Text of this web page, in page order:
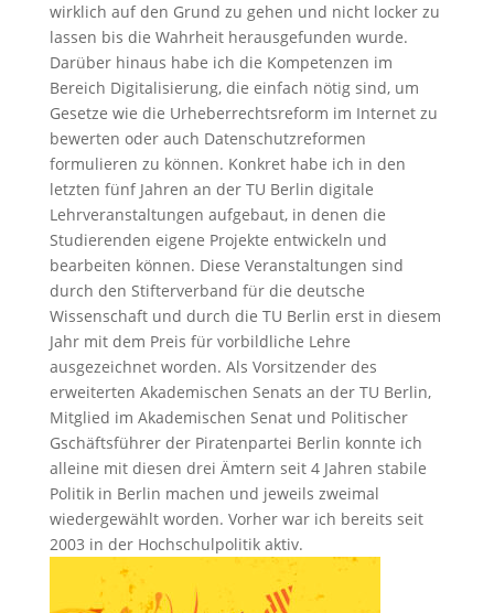
wirklich auf den Grund zu gehen und nicht locker zu
lassen bis die Wahrheit herausgefunden wurde.
Darüber hinaus habe ich die Kompetenzen im
Bereich Digitalisierung, die einfach nötig sind, um
Gesetze wie die Urheberrechtsreform im Internet zu
bewerten oder auch Datenschutzreformen
formulieren zu können. Konkret habe ich in den
letzten fünf Jahren an der TU Berlin digitale
Lehrveranstaltungen aufgebaut, in denen die
Studierenden eigene Projekte entwickeln und
bearbeiten können. Diese Veranstaltungen sind
durch den Stifterverband für die deutsche
Wissenschaft und durch die TU Berlin erst in diesem
Jahr mit dem Preis für vorbildliche Lehre
ausgezeichnet worden. Als Vorsitzender des
erweiterten Akademischen Senats an der TU Berlin,
Mitglied im Akademischen Senat und Politischer
Gschäftsführer der Piratenpartei Berlin konnte ich
alleine mit diesen drei Ämtern seit 4 Jahren stabile
Politik in Berlin machen und jeweils zweimal
wiedergewählt worden. Vorher war ich bereits seit
2003 in der Hochschulpolitik aktiv.